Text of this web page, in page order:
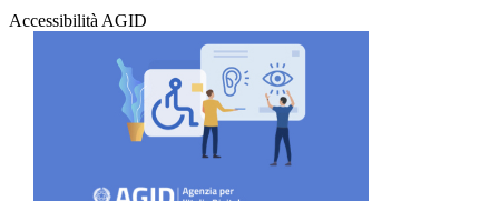
Accessibilità AGID